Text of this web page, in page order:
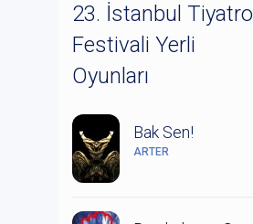
23. İstanbul Tiyatro
Festivali Yerli
Oyunları
Bak Sen!
ARTER